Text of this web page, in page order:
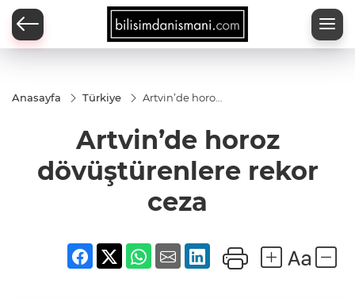
Anasayfa Türkiye
Artvin’de horoz
Artvin’de horoz
dövüştürenlere rekor
ceza